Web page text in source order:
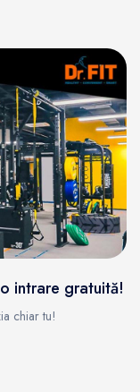
intrare gratuită!
chiar tu!